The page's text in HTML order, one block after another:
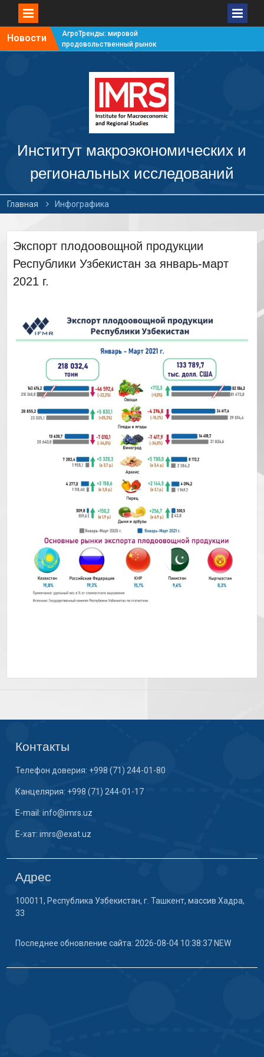
Новости
АгроТренды: мировой
продовольственный рынок
продовольственный рынок
АгроТренды: мировой
продовольственный рынок
АгроТренды: мировой
#4
Институт макроэкономических и
региональных исследований
Главная Инфографика
Экспорт плодоовощной продукции
Республики Узбекистан за январь-март
2021 г.
Контакты
Телефон доверия: +998 (71) 244-01-80
Канцелярия: +998 (71) 244-01-17
E-mail: info@imrs.uz
E-хат: imrs@exat.uz
Адрес
100011, Республика Узбекистан, г. Ташкент, массив Хадра,
33
Последнее обновление сайта: 2026-08-04 10:38:37 NEW